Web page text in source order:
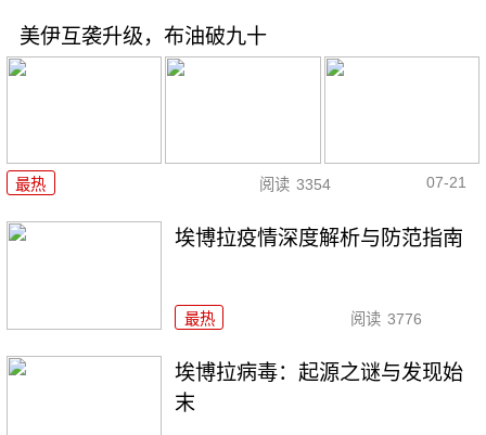
美伊互袭升级，布油破九十
最热 阅读 3354 07-21
埃博拉疫情深度解析与防范指南
最热 阅读 3776
埃博拉病毒：起源之谜与发现始
末